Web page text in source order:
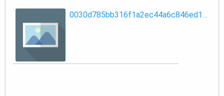
0030d785bb316f1a2ec44a6c846ed1…